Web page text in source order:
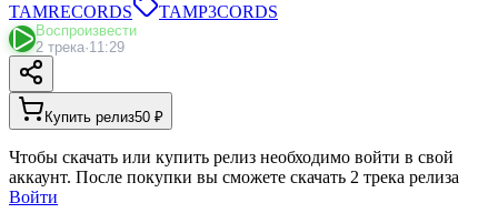
TAMRECORDS TAMP3CORDS
Воспроизвести
2 трека·11:29
Купить релиз50 ₽
Чтобы скачать или купить релиз необходимо войти в свой
аккаунт. После покупки вы сможете скачать 2 трека релиза
Войти